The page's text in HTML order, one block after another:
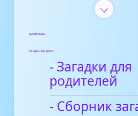
Диафильмы
Загадки для детей
- Загадки для
родителей
- Сборник